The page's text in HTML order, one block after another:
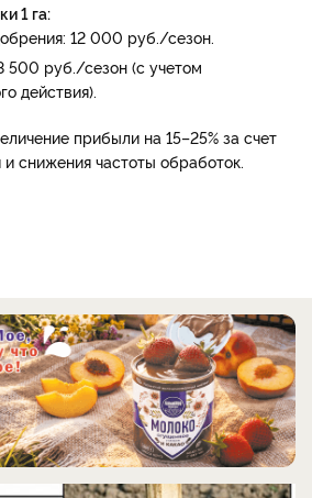
1 га:
12 000 руб./сезон.
500 руб./сезон (с учетом
действия).
прибыли на 15–25% за счет
снижения частоты обработок.